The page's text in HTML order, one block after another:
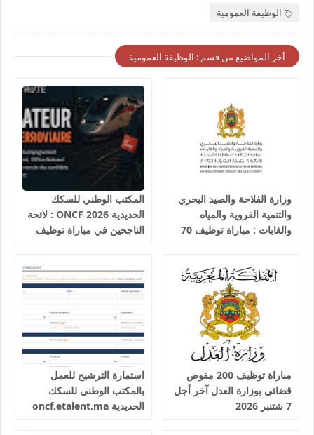
الوظيفة العمومية
أخر المواضيع من قسم : الوظيفة العمومية
وزارة الفلاحة والصيد البحري
والتنمية القروية والمياه
والغابات : مباراة توظيف 70
المكتب الوطني للسكك
الحديدية 2026 ONCF : لائحة
الناجحين في مباراة توظيف
مباراة توظيف 200 مفوض
قضائي بوزارة العدل آخر أجل
7 شتنبر 2026
استمارة الترشيح للعمل
بالمكتب الوطني للسكك
الحديدية oncf.etalent.ma